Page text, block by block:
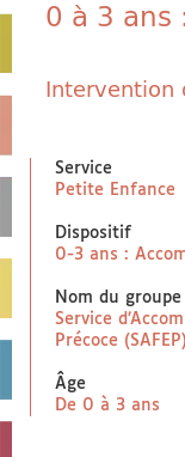
Taxe
NOUS
0 à 3
Intervention
Service
Petite Enfance
Dispositif
0-3 ans :
Nom du
Service
Précoce (SAFEP)
Âge
De 0 à 3 ans